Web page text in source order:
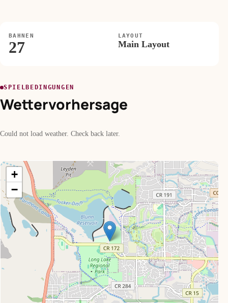
BAHNEN
27
LAYOUT
Main Layout
SPIELBEDINGUNGEN
Wettervorhersage
Could not load weather. Check back later.
+
−